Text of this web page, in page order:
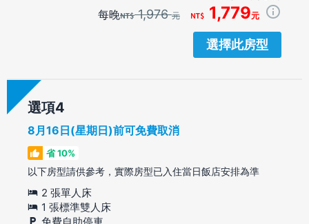
每晚 1,976元 1,779元
選擇此房型
選項
8月16日(星期日)前可免費取消
省 10%
以下房型請供參考，實際房型已入住當日飯店安排為準
2 張單人床
1 張標準雙人床
免費自助停車